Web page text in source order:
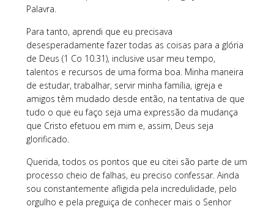
Palavra.
Para tanto, aprendi que eu precisava
desesperadamente fazer todas as coisas para a glória
de Deus (1 Co 10.31), inclusive usar meu tempo,
talentos e recursos de uma forma boa. Minha maneira
de estudar, trabalhar, servir minha família, igreja e
amigos têm mudado desde então, na tentativa de que
tudo o que eu faço seja uma expressão da mudança
que Cristo efetuou em mim e, assim, Deus seja
glorificado.
Querida, todos os pontos que eu citei são parte de um
processo cheio de falhas, eu preciso confessar. Ainda
sou constantemente afligida pela incredulidade, pelo
orgulho e pela preguiça de conhecer mais o Senhor